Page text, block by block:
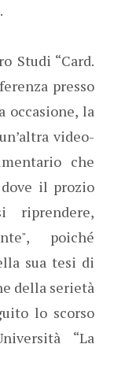
Studi “Card.
presso
occasione, la
video-
che
il prozio
poiché
sua tesi di
della serietà
lo scorso
“La